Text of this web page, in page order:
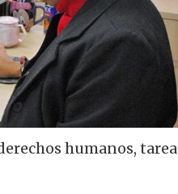
humanos, tarea